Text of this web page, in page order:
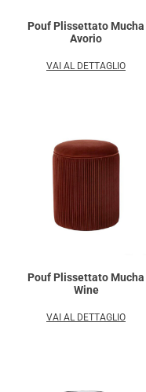
Pouf Plissettato Mucha
Avorio
VAI AL DETTAGLIO
Pouf Plissettato Mucha
Wine
VAI AL DETTAGLIO